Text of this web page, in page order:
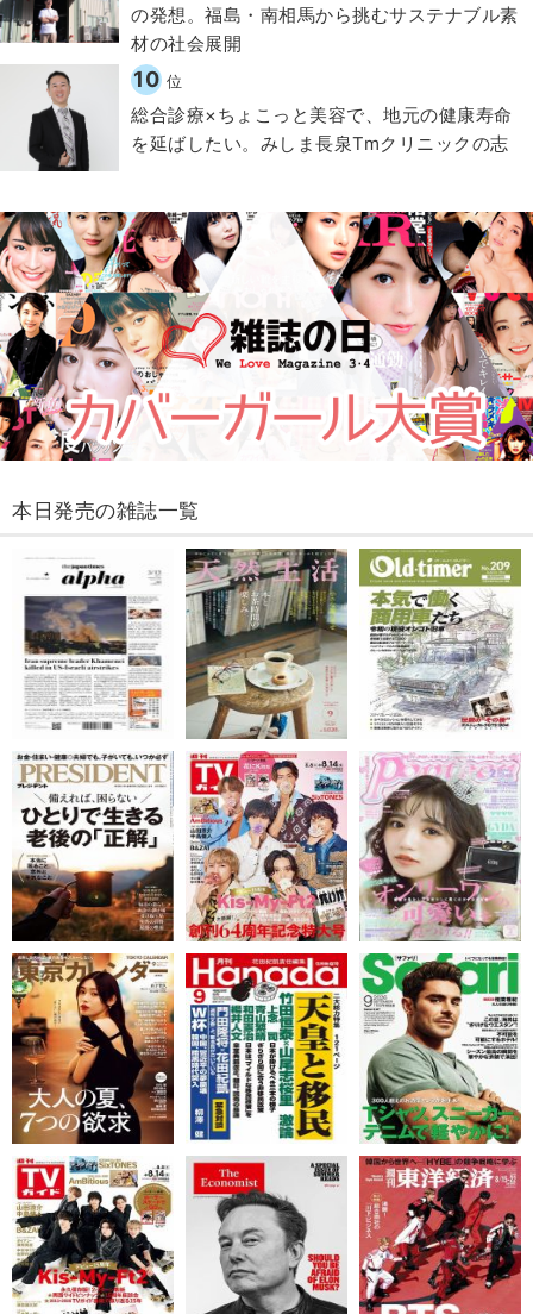
の発想。福島・南相馬から挑むサステナブル素
材の社会展開​
10 位
総合診療×ちょこっと美容で、地元の健康寿命
を延ばしたい。みしま長泉Tmクリニックの志
本日発売の雑誌一覧